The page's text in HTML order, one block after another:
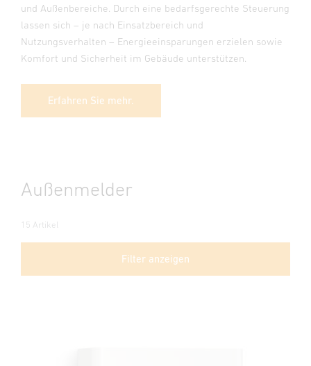
und Außenbereiche. Durch eine bedarfsgerechte Steuerung
lassen sich – je nach Einsatzbereich und
Nutzungsverhalten – Energieeinsparungen erzielen sowie
Komfort und Sicherheit im Gebäude unterstützen.
Erfahren Sie mehr.
Außenmelder
15 Artikel
Filter anzeigen